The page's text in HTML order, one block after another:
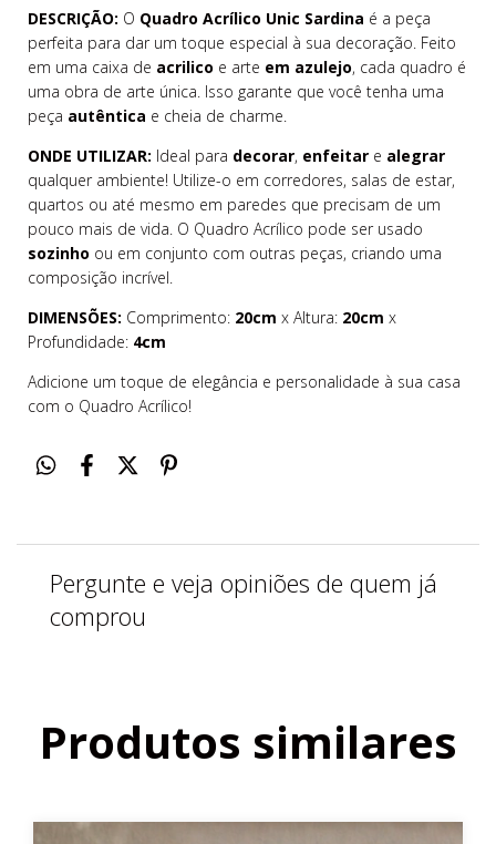
DESCRIÇÃO: O Quadro Acrílico Unic Sardina é a peça
perfeita para dar um toque especial à sua decoração. Feito
em uma caixa de acrilico e arte em azulejo, cada quadro é
uma obra de arte única. Isso garante que você tenha uma
peça autêntica e cheia de charme.
ONDE UTILIZAR: Ideal para decorar, enfeitar e alegrar
qualquer ambiente! Utilize-o em corredores, salas de estar,
quartos ou até mesmo em paredes que precisam de um
pouco mais de vida. O Quadro Acrílico pode ser usado
sozinho ou em conjunto com outras peças, criando uma
composição incrível.
DIMENSÕES: Comprimento: 20cm x Altura: 20cm x
Profundidade: 4cm
Adicione um toque de elegância e personalidade à sua casa
com o Quadro Acrílico!
Pergunte e veja opiniões de quem já
comprou
Produtos similares